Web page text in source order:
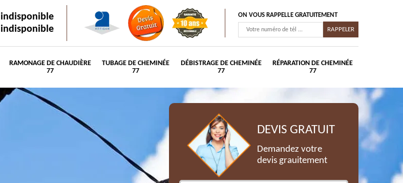
indisponible
indisponible
ON VOUS RAPPELLE GRATUITEMENT
RAMONAGE DE CHAUDIÈRE
77
TUBAGE DE CHEMINÉE
77
DÉBISTRAGE DE CHEMINÉE
77
RÉPARATION DE CHEMINÉE
77
DEVIS GRATUIT
Demandez votre
devis grauitement